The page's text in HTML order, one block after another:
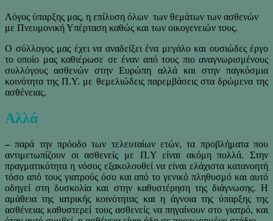
Λόγος ύπαρξης μας, η επίλυση όλων των θεμάτων των ασθενών
με Πνευμονική Υπέρταση καθώς και των οικογενειών τους.
Ο σύλλογος μας έχει να αναδείξει ένα μεγάλο και ουσιώδες έργο
το οποίο μας καθιέρωσε σε έναν από τους πιο αναγνωρισμένους
συλλόγους ασθενών στην Ευρώπη αλλά και στην παγκόσμια
κοινότητα της Π.Υ. με θεμελιώδεις παρεμβάσεις στα δρώμενα της
ασθένειας.
Αλλά
– παρά την πρόοδο των τελευταίων ετών, τα προβλήματα που
αντιμετωπίζουν οι ασθενείς με Π.Υ είναι ακόμη πολλά. Στην
πραγματικότητα η νόσος εξακολουθεί να είναι ελάχιστα κατανοητή
τόσο από τους γιατρούς όσο και από το γενικό πληθυσμό και αυτό
οδηγεί στη δυσκολία και στην καθυστέρηση της διάγνωσης. Η
αμάθεια της ιατρικής κοινότητας και η άγνοια της ύπαρξης της
ασθένειας καθυστερεί τους ασθενείς να πηγαίνουν στο γιατρό, και